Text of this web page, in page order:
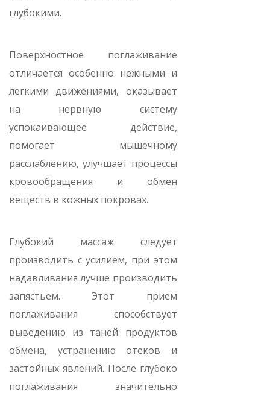
глубокими.
Поверхностное поглаживание
отличается особенно нежными и
легкими движениями, оказывает
на нервную систему
успокаивающее действие,
помогает мышечному
расслаблению, улучшает процессы
кровообращения и обмен
веществ в кожных покровах.
Глубокий массаж следует
производить с усилием, при этом
надавливания лучше производить
запястьем. Этот прием
поглаживания способствует
выведению из таней продуктов
обмена, устранению отеков и
застойных явлений. После глубоко
поглаживания значительно